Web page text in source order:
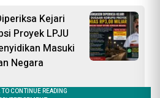
Kejari
Proyek LPJU
Masuki
Negara